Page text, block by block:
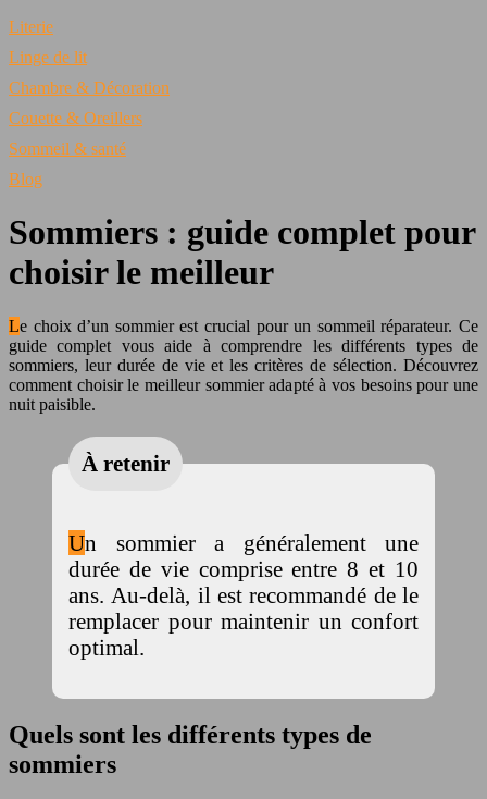
Literie
Linge de lit
Chambre & Décoration
Couette & Oreillers
Sommeil & santé
Blog
Sommiers : guide complet pour
choisir le meilleur
Le choix d’un sommier est crucial pour un sommeil réparateur. Ce
guide complet vous aide à comprendre les différents types de
sommiers, leur durée de vie et les critères de sélection. Découvrez
comment choisir le meilleur sommier adapté à vos besoins pour une
nuit paisible.
À retenir
Un sommier a généralement une
durée de vie comprise entre 8 et 10
ans. Au-delà, il est recommandé de le
remplacer pour maintenir un confort
optimal.
Quels sont les différents types de
sommiers